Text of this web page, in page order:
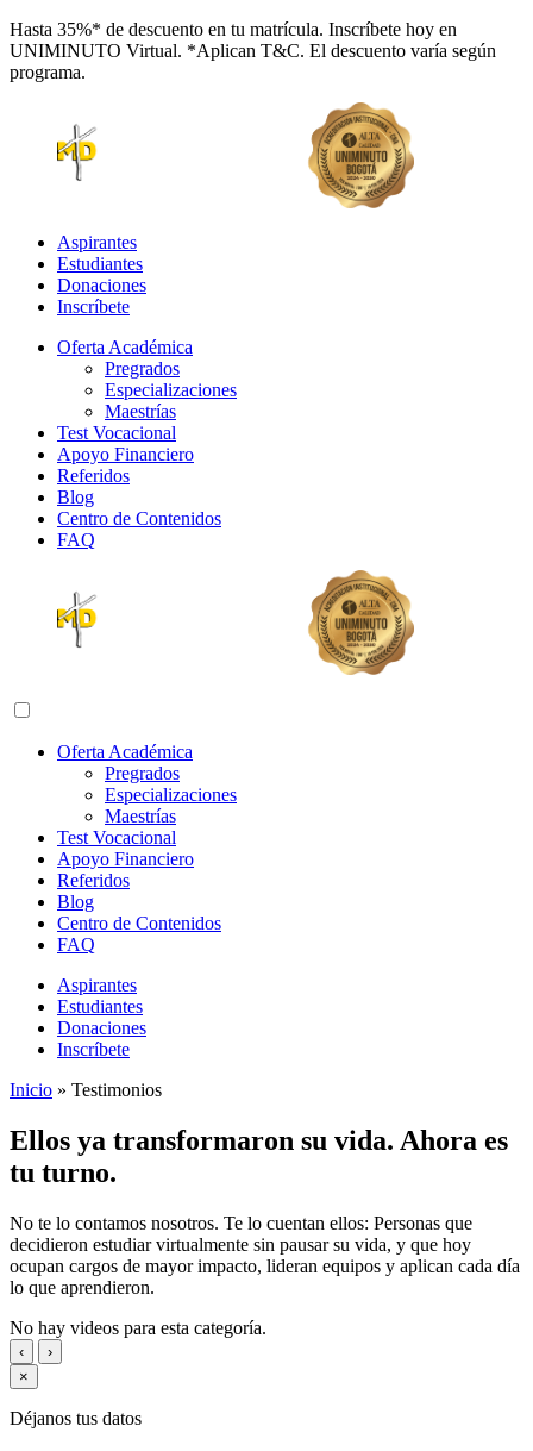
Hasta 35%* de descuento en tu matrícula. Inscríbete hoy en
UNIMINUTO Virtual. *Aplican T&C. El descuento varía según
programa.
Aspirantes
Estudiantes
Donaciones
Inscríbete
Oferta Académica
Pregrados
Especializaciones
Maestrías
Test Vocacional
Apoyo Financiero
Referidos
Blog
Centro de Contenidos
FAQ
Abrir menú de navegación
Oferta Académica
Pregrados
Especializaciones
Maestrías
Test Vocacional
Apoyo Financiero
Referidos
Blog
Centro de Contenidos
FAQ
Aspirantes
Estudiantes
Donaciones
Inscríbete
Inicio » Testimonios
Ellos ya transformaron su vida. Ahora es
tu turno.
No te lo contamos nosotros. Te lo cuentan ellos: Personas que
decidieron estudiar virtualmente sin pausar su vida, y que hoy
ocupan cargos de mayor impacto, lideran equipos y aplican cada día
lo que aprendieron.
No hay videos para esta categoría.
‹
›
×
Déjanos tus datos